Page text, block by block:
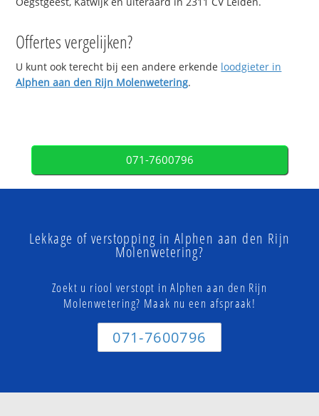
Offertes vergelijken?
U kunt ook terecht bij een andere erkende loodgieter in
Alphen aan den Rijn Molenwetering.
071-7600796
Lekkage of verstopping in Alphen aan den Rijn
Molenwetering?
Zoekt u riool verstopt in Alphen aan den Rijn
Molenwetering? Maak nu een afspraak!
071-7600796